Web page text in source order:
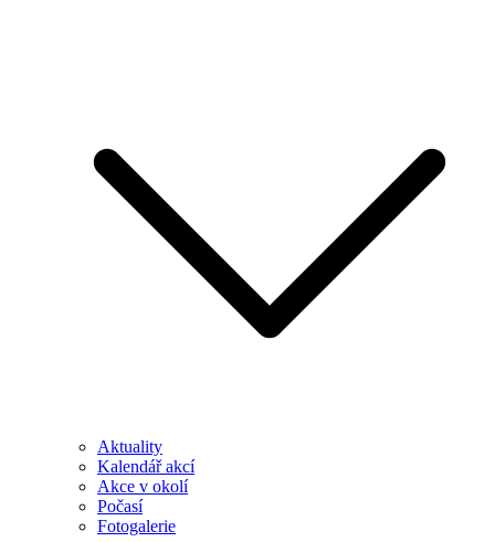
Aktuality
Kalendář akcí
Akce v okolí
Počasí
Fotogalerie